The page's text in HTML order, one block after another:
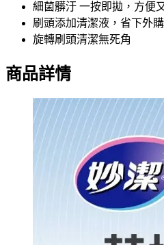
細菌髒汙 一按即拋，方便
刷頭添加清潔液，省下外
旋轉刷頭清潔無死角
商品詳情